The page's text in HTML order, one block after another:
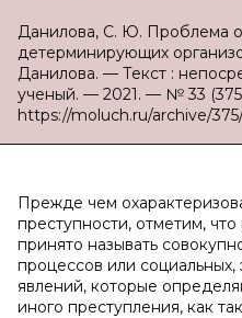
Данилова, С. Ю. Проблема
детерминирующих
Данилова. — Текст :
ученый. — 2021. — № 33
https://moluch.ru/archive/
Прежде чем
преступности, отметим,
принято называть
процессов или
явлений, которые
иного преступления, как